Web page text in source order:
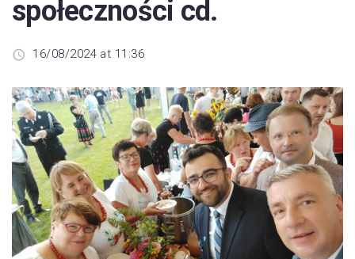
społeczności cd.
16/08/2024 at 11:36